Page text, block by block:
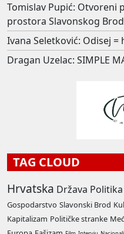
Tomislav Pupić: Otvoreni
prostora Slavonskog
Ivana Seletković: Odisej
Dragan Uzelac: SIMPLE
TAG CLOUD
Hrvatska Država Politika
Gospodarstvo Slavonski Brod
Kapitalizam Političke stranke